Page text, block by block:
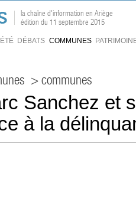
la chaîne d'information en Ariège
édition du 11 septembre 2015
DÉBATS COMMUNES
> communes
Sanchez et
à la